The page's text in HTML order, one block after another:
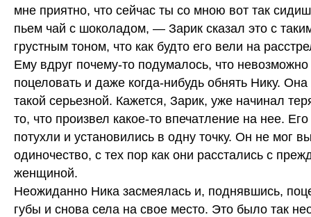
мне приятно, что сейчас ты со мною вот так
пьем чай с шоколадом, — Зарик сказал это с
грустным тоном, что как будто его вели на
Ему вдруг почему-то подумалось, что невозможно
поцеловать и даже когда-нибудь обнять Нику.
такой серьезной. Кажется, Зарик, уже начинал
то, что произвел какое-то впечатление на нее. Его
потухли и установились в одну точку. Он не мог
одиночество, с тех пор как они расстались с
женщиной.
Неожиданно Ника засмеялась и, поднявшись,
губы и снова села на свое место. Это было так